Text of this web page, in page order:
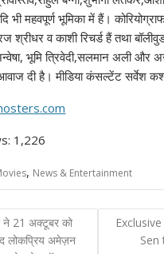
भी महवपूर्ण भूमिका में हैं।
श्रीधर व काशी रिचर्ड हैं तथा
भूमि त्रिवेदी,सलमान अली और
दी है। मीडिया कंसल्टेंट सर्वेश
1,226
, News & Entertainment
ने 21 अक्टूबर को
लोकप्रिय अमेज़न